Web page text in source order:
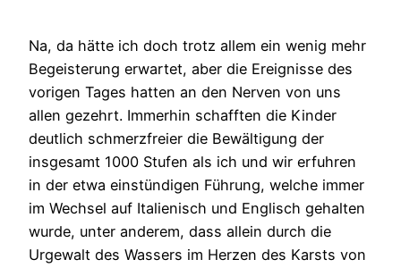
Na, da hätte ich doch trotz allem ein wenig mehr
Begeisterung erwartet, aber die Ereignisse des
vorigen Tages hatten an den Nerven von uns
allen gezehrt. Immerhin schafften die Kinder
deutlich schmerzfreier die Bewältigung der
insgesamt 1000 Stufen als ich und wir erfuhren
in der etwa einstündigen Führung, welche immer
im Wechsel auf Italienisch und Englisch gehalten
wurde, unter anderem, dass allein durch die
Urgewalt des Wassers im Herzen des Karsts von